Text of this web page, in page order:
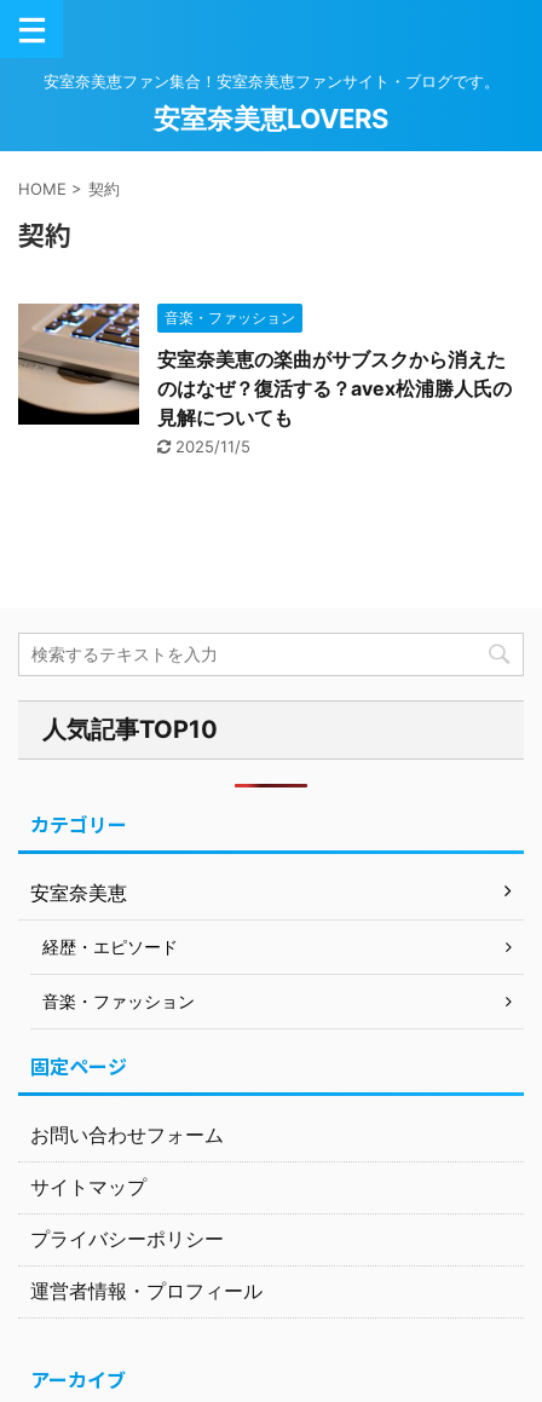
安室奈美恵ファン集合！安室奈美恵ファンサイト・ブログです。
安室奈美恵LOVERS
HOME > 契約
契約
音楽・ファッション
安室奈美恵の楽曲がサブスクから消えた
のはなぜ？復活する？avex松浦勝人氏の
見解についても
2025/11/5
人気記事TOP10
カテゴリー
安室奈美恵
経歴・エピソード
音楽・ファッション
固定ページ
お問い合わせフォーム
サイトマップ
プライバシーポリシー
運営者情報・プロフィール
アーカイブ